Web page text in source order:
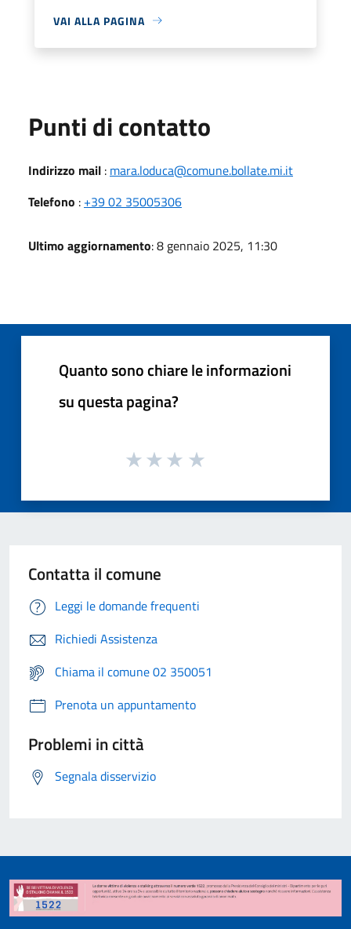
VAI ALLA PAGINA
Punti di contatto
Indirizzo mail : mara.loduca@comune.bollate.mi.it
Telefono : +39 02 35005306
Ultimo aggiornamento: 8 gennaio 2025, 11:30
Quanto sono chiare le informazioni
su questa pagina?
Contatta il comune
Leggi le domande frequenti
Richiedi Assistenza
Chiama il comune 02 350051
Prenota un appuntamento
Problemi in città
Segnala disservizio